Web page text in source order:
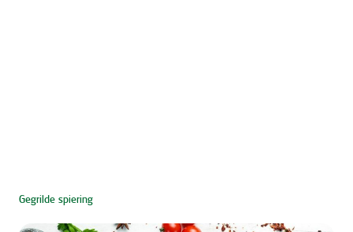
Gegrilde spiering